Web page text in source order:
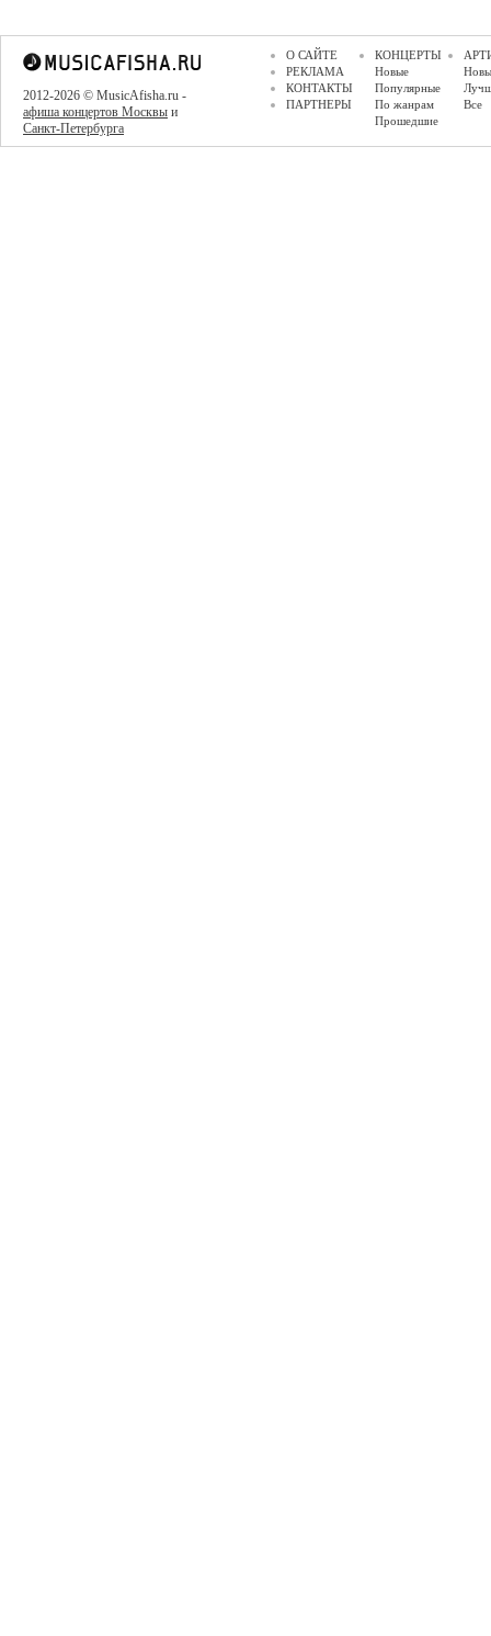
2012-2026 © MusicAfisha.ru -
афиша концертов Москвы и
Санкт-Петербурга
О САЙТЕ
РЕКЛАМА
КОНТАКТЫ
ПАРТНЕРЫ
КОНЦЕРТЫ
Новые
Популярные
По жанрам
Прошедшие
Все